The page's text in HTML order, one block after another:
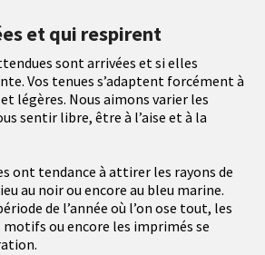
et qui respirent
sont arrivées et si elles
Vos tenues s’adaptent forcément à
légères. Nous aimons varier les
sentir libre, être à l’aise et à la
ont tendance à attirer les rayons de
au noir ou encore au bleu marine.
de l’année où l’on ose tout, les
ou encore les imprimés se